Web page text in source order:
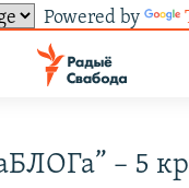
Powered by
– 5